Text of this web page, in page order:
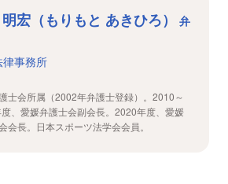
宏（もりもと あきひろ）
弁
律事務所
士会所属（2002年弁護士登録）。2010～
、愛媛弁護士会副会長。2020年度、愛媛
会長。日本スポーツ法学会会員。